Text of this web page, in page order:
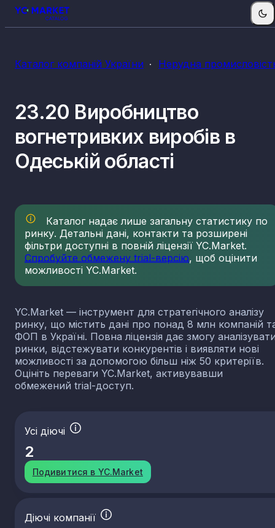
Каталог компаній України Нерудна
23.20 Виробництво
вогнетривких виробів в
Одеській області
Каталог надає лише загальну статистику по
ринку. Детальні дані, контакти та розширені
фільтри доступні в повній ліцензії YC.Market.
Спробуйте обмежену trial-версію, щоб оцінити
можливості YC.Market.
YC.Market — інструмент для стратегічного аналізу
ринку, що містить дані про понад 8 млн компаній
ФОП в Україні. Повна ліцензія дає змогу
ринки, відстежувати конкурентів і виявляти нові
можливості за допомогою більш ніж 50 критеріїв.
Оцініть переваги YC.Market, активувавши
обмежений trial-доступ.
Усі діючі
2
Подивитися в YC.Market
Діючі компанії